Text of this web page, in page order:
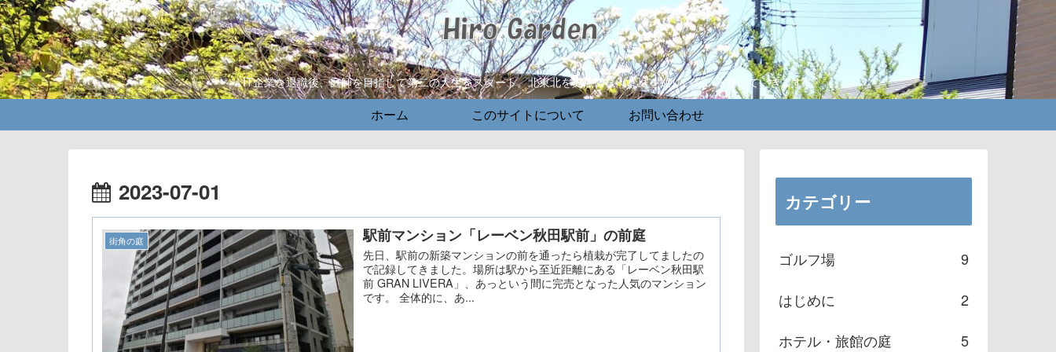
IT企業を退職後、庭師を目指して第二の人生をスタート。北東北を拠点に様々な庭を巡りいろいろ書いていきます。
ホーム このサイトについて お問い合わせ
2023-07-01
街角の庭 駅前マンション「レーベン秋田駅前」の前庭
先日、駅前の新築マンションの前を通ったら植栽が完了してましたの
で記録してきました。場所は駅から至近距離にある「レーベン秋田駅
前 GRAN LIVERA」、あっという間に完売となった人気のマンション
です。 全体的に、あ...
カテゴリー
ゴルフ場
9
はじめに
2
ホテル・旅館の庭
5